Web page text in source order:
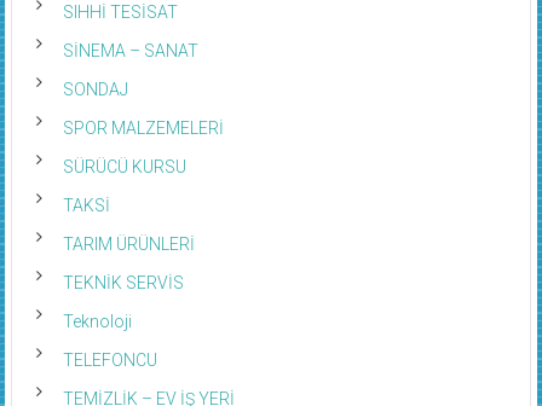
SIHHİ TESİSAT
SİNEMA – SANAT
SONDAJ
SPOR MALZEMELERİ
SÜRÜCÜ KURSU
TAKSİ
TARIM ÜRÜNLERİ
TEKNİK SERVİS
Teknoloji
TELEFONCU
TEMİZLİK – EV İŞ YERİ